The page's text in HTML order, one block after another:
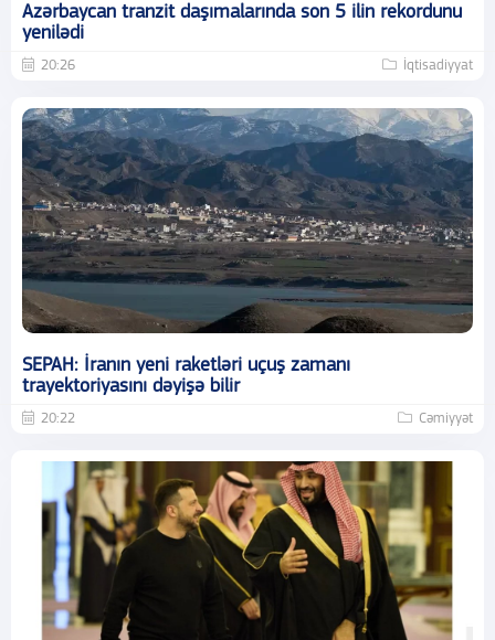
Azərbaycan tranzit daşımalarında son 5 ilin rekordunu
yenilədi
20:26 İqtisadiyyat
SEPAH: İranın yeni raketləri uçuş zamanı
trayektoriyasını dəyişə bilir
20:22 Cəmiyyət